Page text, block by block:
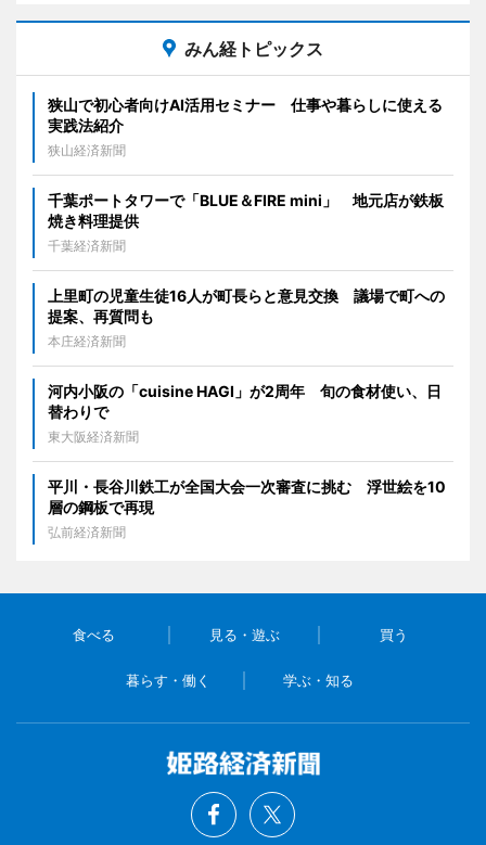
みん経トピックス
狭山で初心者向けAI活用セミナー 仕事や暮らしに使える
実践法紹介
狭山経済新聞
千葉ポートタワーで「BLUE＆FIRE mini」 地元店が鉄板
焼き料理提供
千葉経済新聞
上里町の児童生徒16人が町長らと意見交換 議場で町への
提案、再質問も
本庄経済新聞
河内小阪の「cuisine HAGI」が2周年 旬の食材使い、日
替わりで
東大阪経済新聞
平川・長谷川鉄工が全国大会一次審査に挑む 浮世絵を10
層の鋼板で再現
弘前経済新聞
食べる 見る・遊ぶ 買う
暮らす・働く 学ぶ・知る